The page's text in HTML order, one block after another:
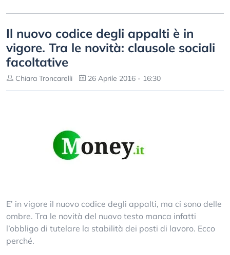
Il nuovo codice degli appalti è in
vigore. Tra le novità: clausole sociali
facoltative
Chiara Troncarelli 26 Aprile 2016 - 16:30
E’ in vigore il nuovo codice degli appalti, ma ci sono delle
ombre. Tra le novità del nuovo testo manca infatti
l’obbligo di tutelare la stabilità dei posti di lavoro. Ecco
perché.